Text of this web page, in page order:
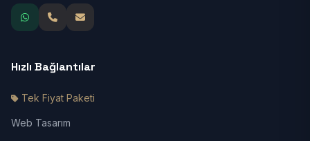
Hızlı Bağlantılar
Tek Fiyat Paketi
Web Tasarım